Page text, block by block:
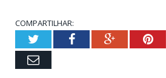
COMPARTILHAR:
TwitterFacebookGoogle+
Email